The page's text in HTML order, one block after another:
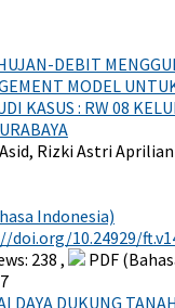
DEBIT
MODEL
KASUS : RW 08
Rizki Astri
Indonesia)
doi.org/10.24929/
238 ,
PDF
DAYA DUKUNG